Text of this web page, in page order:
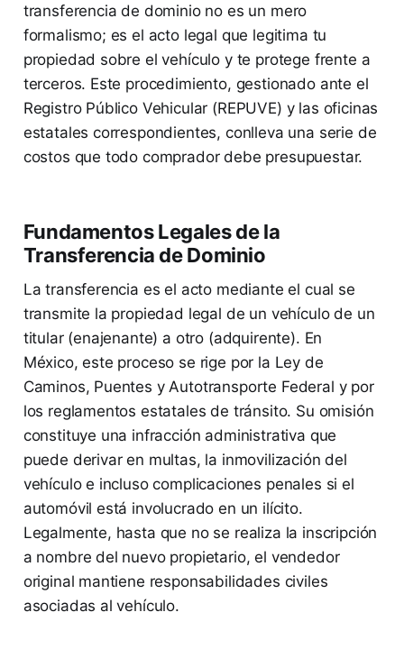
transferencia de dominio no es un mero
formalismo; es el acto legal que legitima tu
propiedad sobre el vehículo y te protege frente a
terceros. Este procedimiento, gestionado ante el
Registro Público Vehicular (REPUVE) y las oficinas
estatales correspondientes, conlleva una serie de
costos que todo comprador debe presupuestar.
Fundamentos Legales de la
Transferencia de Dominio
La transferencia es el acto mediante el cual se
transmite la propiedad legal de un vehículo de un
titular (enajenante) a otro (adquirente). En
México, este proceso se rige por la Ley de
Caminos, Puentes y Autotransporte Federal y por
los reglamentos estatales de tránsito. Su omisión
constituye una infracción administrativa que
puede derivar en multas, la inmovilización del
vehículo e incluso complicaciones penales si el
automóvil está involucrado en un ilícito.
Legalmente, hasta que no se realiza la inscripción
a nombre del nuevo propietario, el vendedor
original mantiene responsabilidades civiles
asociadas al vehículo.